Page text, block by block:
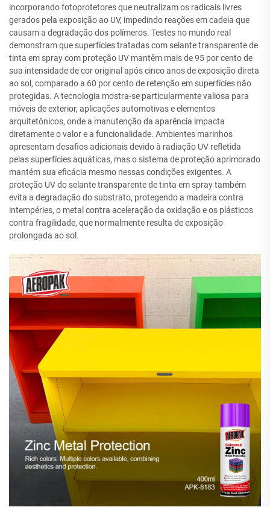
incorporando fotoprotetores que neutralizam os radicais livres
gerados pela exposição ao UV, impedindo reações em cadeia que
causam a degradação dos polímeros. Testes no mundo real
demonstram que superfícies tratadas com selante transparente de
tinta em spray com proteção UV mantêm mais de 95 por cento de
sua intensidade de cor original após cinco anos de exposição direta
ao sol, comparado a 60 por cento de retenção em superfícies não
protegidas. A tecnologia mostra-se particularmente valiosa para
móveis de exterior, aplicações automotivas e elementos
arquitetônicos, onde a manutenção da aparência impacta
diretamente o valor e a funcionalidade. Ambientes marinhos
apresentam desafios adicionais devido à radiação UV refletida
pelas superfícies aquáticas, mas o sistema de proteção aprimorado
mantém sua eficácia mesmo nessas condições exigentes. A
proteção UV do selante transparente de tinta em spray também
evita a degradação do substrato, protegendo a madeira contra
intempéries, o metal contra aceleração da oxidação e os plásticos
contra fragilidade, que normalmente resulta de exposição
prolongada ao sol.